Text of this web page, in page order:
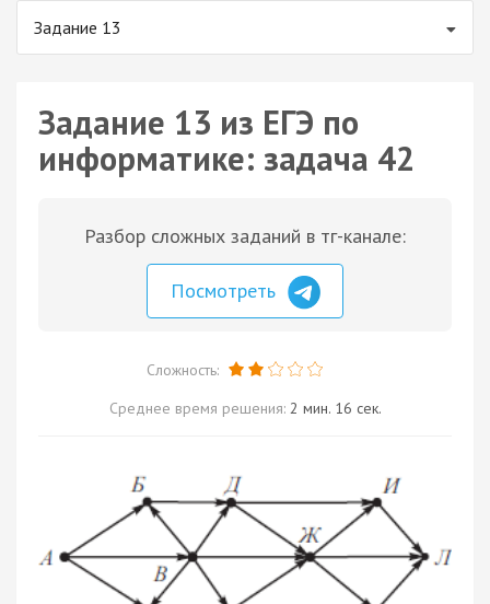
Задание 13
Задание 13 из ЕГЭ по
информатике: задача 42
Разбор сложных заданий в тг-канале:
Посмотреть
Сложность:
Среднее время решения: 2 мин. 16 сек.